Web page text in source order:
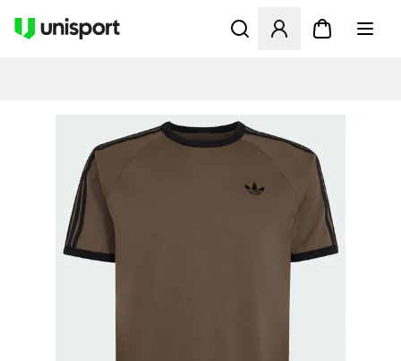
Åbner en Modal til at